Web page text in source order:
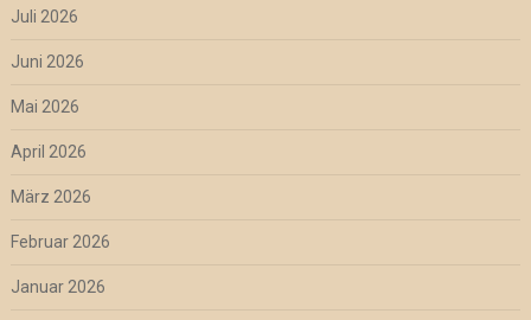
Juli 2026
Juni 2026
Mai 2026
April 2026
März 2026
Februar 2026
Januar 2026